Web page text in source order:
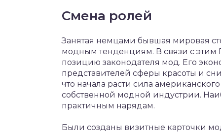
Смена ролей
Занятая немцами бывшая мировая
модным тенденциям. В связи с этим
позицию законодателя мод. Его
представителей сферы красоты и
что начала расти сила
собственной модной индустрии.
практичным нарядам.
Были созданы визитные карточки